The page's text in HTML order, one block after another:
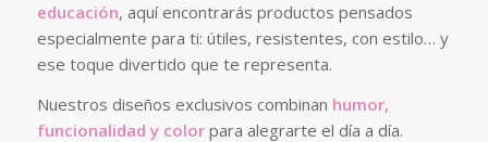
educación, aquí encontrarás productos pensados
especialmente para ti: útiles, resistentes, con estilo… y
ese toque divertido que te representa.
Nuestros diseños exclusivos combinan humor,
funcionalidad y colorpara alegrarte el día a día.